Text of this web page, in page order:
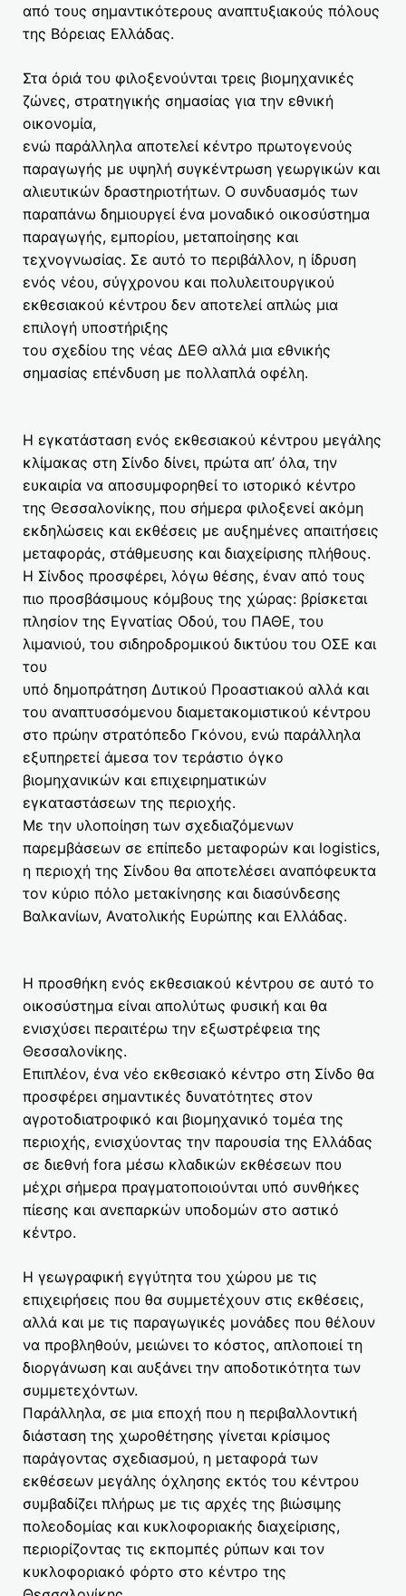
από τους σημαντικότερους αναπτυξιακούς πόλους
της Βόρειας Ελλάδας.
Στα όριά του φιλοξενούνται τρεις βιομηχανικές
ζώνες, στρατηγικής σημασίας για την εθνική
οικονομία,
ενώ παράλληλα αποτελεί κέντρο πρωτογενούς
παραγωγής με υψηλή συγκέντρωση γεωργικών και
αλιευτικών δραστηριοτήτων. Ο συνδυασμός των
παραπάνω δημιουργεί ένα μοναδικό οικοσύστημα
παραγωγής, εμπορίου, μεταποίησης και
τεχνογνωσίας. Σε αυτό το περιβάλλον, η ίδρυση
ενός νέου, σύγχρονου και πολυλειτουργικού
εκθεσιακού κέντρου δεν αποτελεί απλώς μια
επιλογή υποστήριξης
του σχεδίου της νέας ΔΕΘ αλλά μια εθνικής
σημασίας επένδυση με πολλαπλά οφέλη.
Η εγκατάσταση ενός εκθεσιακού κέντρου μεγάλης
κλίμακας στη Σίνδο δίνει, πρώτα απ’ όλα, την
ευκαιρία να αποσυμφορηθεί το ιστορικό κέντρο
της Θεσσαλονίκης, που σήμερα φιλοξενεί ακόμη
εκδηλώσεις και εκθέσεις με αυξημένες απαιτήσεις
μεταφοράς, στάθμευσης και διαχείρισης πλήθους.
Η Σίνδος προσφέρει, λόγω θέσης, έναν από τους
πιο προσβάσιμους κόμβους της χώρας: βρίσκεται
πλησίον της Εγνατίας Οδού, του ΠΑΘΕ, του
λιμανιού, του σιδηροδρομικού δικτύου του ΟΣΕ και
του
υπό δημοπράτηση Δυτικού Προαστιακού αλλά και
του αναπτυσσόμενου διαμετακομιστικού κέντρου
στο πρώην στρατόπεδο Γκόνου, ενώ παράλληλα
εξυπηρετεί άμεσα τον τεράστιο όγκο
βιομηχανικών και επιχειρηματικών
εγκαταστάσεων της περιοχής.
Με την υλοποίηση των σχεδιαζόμενων
παρεμβάσεων σε επίπεδο μεταφορών και logistics,
η περιοχή της Σίνδου θα αποτελέσει αναπόφευκτα
τον κύριο πόλο μετακίνησης και διασύνδεσης
Βαλκανίων, Ανατολικής Ευρώπης και Ελλάδας.
Η προσθήκη ενός εκθεσιακού κέντρου σε αυτό το
οικοσύστημα είναι απολύτως φυσική και θα
ενισχύσει περαιτέρω την εξωστρέφεια της
Θεσσαλονίκης.
Επιπλέον, ένα νέο εκθεσιακό κέντρο στη Σίνδο θα
προσφέρει σημαντικές δυνατότητες στον
αγροτοδιατροφικό και βιομηχανικό τομέα της
περιοχής, ενισχύοντας την παρουσία της Ελλάδας
σε διεθνή fora μέσω κλαδικών εκθέσεων που
μέχρι σήμερα πραγματοποιούνται υπό συνθήκες
πίεσης και ανεπαρκών υποδομών στο αστικό
κέντρο.
Η γεωγραφική εγγύτητα του χώρου με τις
επιχειρήσεις που θα συμμετέχουν στις εκθέσεις,
αλλά και με τις παραγωγικές μονάδες που θέλουν
να προβληθούν, μειώνει το κόστος, απλοποιεί τη
διοργάνωση και αυξάνει την αποδοτικότητα των
συμμετεχόντων.
Παράλληλα, σε μια εποχή που η περιβαλλοντική
διάσταση της χωροθέτησης γίνεται κρίσιμος
παράγοντας σχεδιασμού, η μεταφορά των
εκθέσεων μεγάλης όχλησης εκτός του κέντρου
συμβαδίζει πλήρως με τις αρχές της βιώσιμης
πολεοδομίας και κυκλοφοριακής διαχείρισης,
περιορίζοντας τις εκπομπές ρύπων και τον
κυκλοφοριακό φόρτο στο κέντρο της